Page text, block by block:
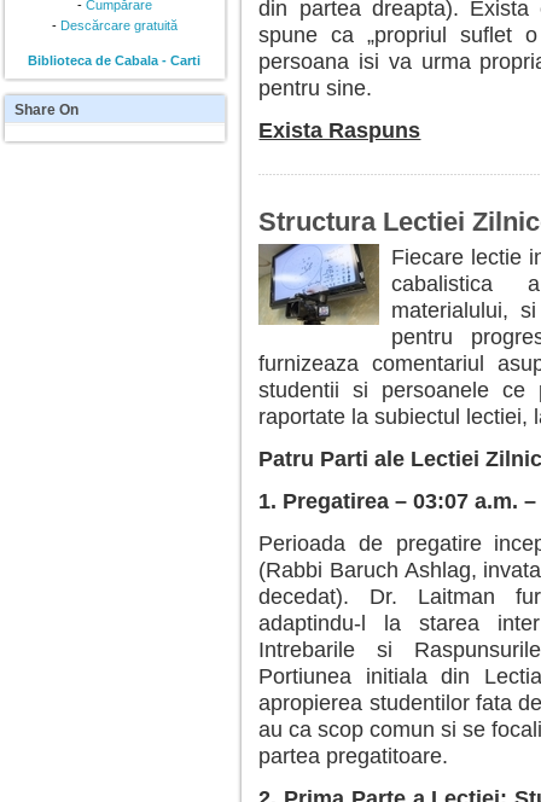
din partea dreapta).
spune ca „propriul suflet
persoana isi va urma
pentru sine.
Exista Raspuns
Structura Lectiei
Fiecare lectie
cabalistica
materialului,
pentru
furnizeaza comentariul
studentii si persoanele ce
raportate la subiectul lectiei,
Patru Parti ale Lectiei
1. Pregatirea – 03:07 a.m.
Perioada de pregatire
(Rabbi Baruch Ashlag,
decedat). Dr. Laitman
adaptindu-l la starea
Intrebarile si
Portiunea initiala din
apropierea studentilor fata
au ca scop comun si se
partea pregatitoare.
- Cumpărare
- Descărcare gratuită
Biblioteca de Cabala - Carti
Share On